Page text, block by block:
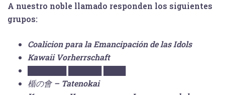
A nuestro noble llamado responden los siguientes
grupos:
Coalicion para la Emancipación de las Idols
Кawaii Vorherrschaft
楯の會 – Tatenokai